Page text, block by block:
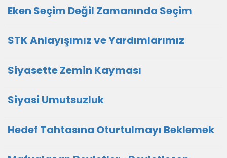
Eken Seçim Değil Zamanında Seçim
STK Anlayışımız ve Yardımlarımız
Siyasette Zemin Kayması
Siyasi Umutsuzluk
Hedef Tahtasına Oturtulmayı Beklemek